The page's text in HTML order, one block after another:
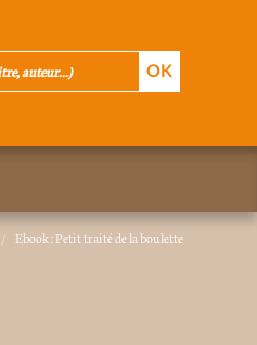
Ebook : Petit traité de la boulette